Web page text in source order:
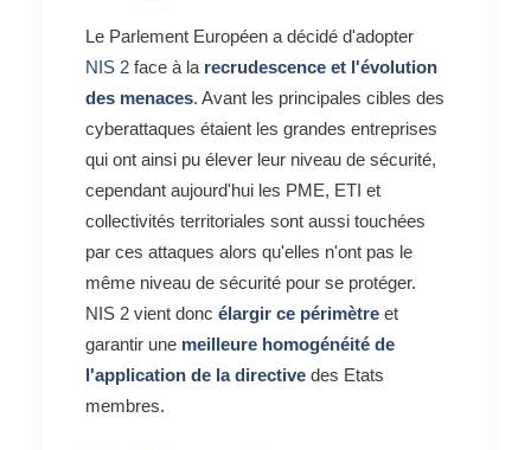
Le Parlement Européen a décidé d'adopter
NIS 2 face à la recrudescence et l'évolution
des menaces. Avant les principales cibles des
cyberattaques étaient les grandes entreprises
qui ont ainsi pu élever leur niveau de sécurité,
cependant aujourd'hui les PME, ETI et
collectivités territoriales sont aussi touchées
par ces attaques alors qu'elles n'ont pas le
même niveau de sécurité pour se protéger.
NIS 2 vient donc élargir ce périmètre et
garantir une meilleure homogénéité de
l'application de la directive des Etats
membres.